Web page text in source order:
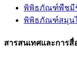
พิพิธภัณฑ์พืชมี
พิพิธภัณฑ์สมุน
สารสนเทศและการสื่